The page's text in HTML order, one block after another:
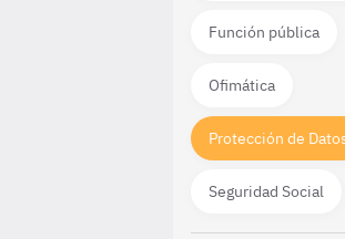
Función pública
Ofimática
Protección de
Seguridad Social